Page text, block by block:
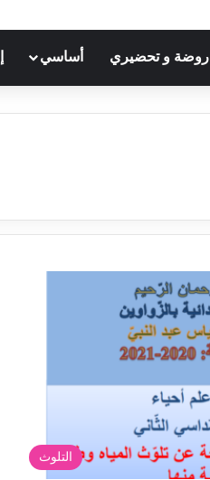
روضة و تحضيري أساسي
التلوث